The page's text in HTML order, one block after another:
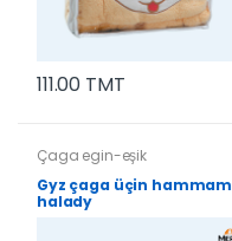
111.00 TMT
Çaga egin-eşik
Gyz çaga üçin hammam
halady